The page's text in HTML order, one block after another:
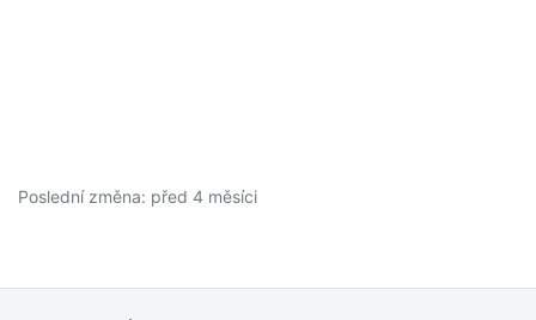
Poslední změna: před 4 měsíci